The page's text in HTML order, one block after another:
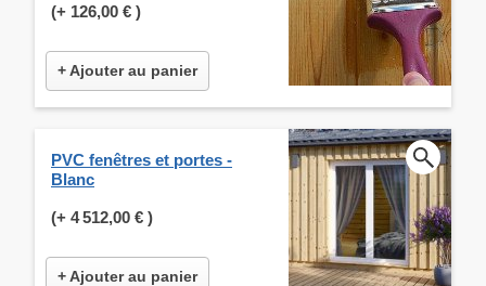
(+ 126,00 € )
+ Ajouter au panier
PVC fenêtres et portes -
Blanc
(+ 4 512,00 € )
+ Ajouter au panier